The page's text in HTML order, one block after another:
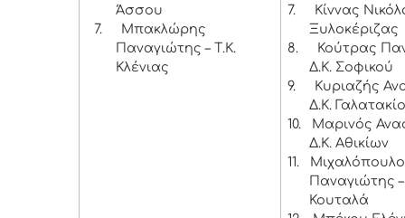
Άσσου
7.
Μπακλώρης
Παναγιώτης – Τ.Κ.
Κλένιας
7.
Κίννας
Ξυλοκέριζας
8.
Κούτρας
Δ.Κ. Σοφικού
9.
Κυριαζής
Δ.Κ.
10.
Μαρινός
Δ.Κ. Αθικίων
11.
Παναγιώτης –
Κουταλά